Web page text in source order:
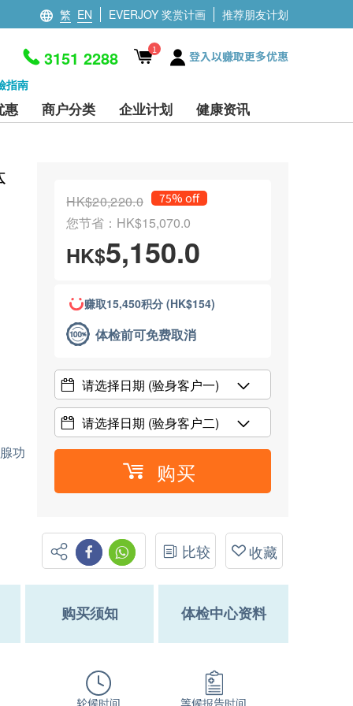
繁 EN EVERJOY 奖赏计画 推荐朋友计划
指南
3151 2288 1 登入以赚取更多优惠
惠 商户分类 企业计划 健康资讯
功
HK$20,220.0 75% off
您节省：HK$15,070.0
HK$5,150.0
赚取15,450积分 (HK$154)
体检前可免费取消
请选择日期 (验身客户一)
请选择日期 (验身客户二)
购买
比较 收藏
购买须知 体检中心资料
轮候时间 等候报告时间